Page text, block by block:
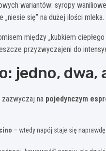
wariantów: syropy
się” na dużej ilości mleka.
między „kubkiem
przyzwyczajeni do
jedno, dwa,
zazwyczaj na pojedynczym
– wtedy napój staje się